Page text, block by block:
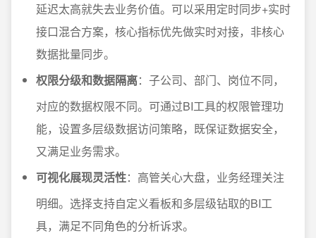
延迟太高就失去业务价值。可以采用定时同步+实时
接口混合方案，核心指标优先做实时对接，非核心
数据批量同步。
权限分级和数据隔离：子公司、部门、岗位不同，
对应的数据权限不同。可通过BI工具的权限管理功
能，设置多层级数据访问策略，既保证数据安全，
又满足业务需求。
可视化展现灵活性：高管关心大盘，业务经理关注
明细。选择支持自定义看板和多层级钻取的BI工
具，满足不同角色的分析诉求。